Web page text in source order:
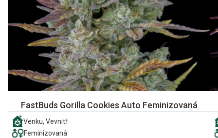
FastBuds Gorilla Cookies Auto Feminizovaná
Venku, Vevnitř
Feminizovaná